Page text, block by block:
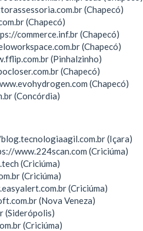
(Chapecó)
(Chapecó)
commerce.inf.br (Chapecó)
(Chapecó)
(Pinhalzinho)
(Chapecó)
(Chapecó)
(Concórdia)
(Içara)
www.224scan.com (Criciúma)
(Criciúma)
(Criciúma)
(Criciúma)
(Nova Veneza)
(Siderópolis)
(Criciúma)